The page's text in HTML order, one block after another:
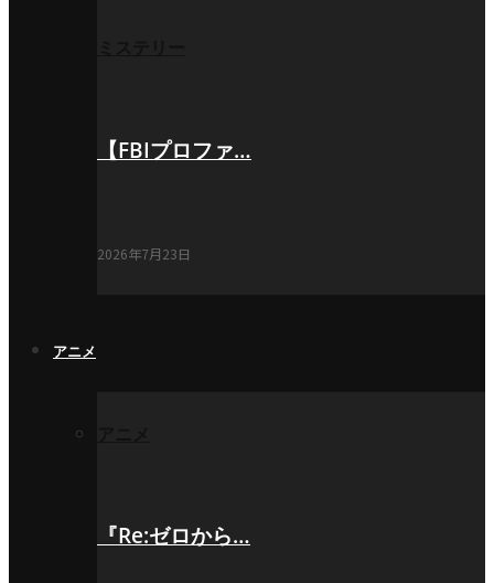
【FBIプロファ…
2026年7月23日
アニメ
『Re:ゼロから…